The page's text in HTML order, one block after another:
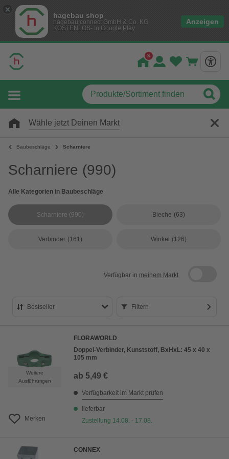
hagebau shop
hagebau connect GmbH & Co. KG
KOSTENLOS- In Google Play
Anzeigen
Wähle jetzt Deinen Markt
Baubeschläge Scharniere
Scharniere (990)
Alle Kategorien in Baubeschläge
Scharniere (990) Bleche (63)
Verbinder (161) Winkel (126)
Verfügbar in meinem Markt
Bestseller
Preis aufsteigend
Preis absteigend
Bewertung
Filtern
Weitere
Ausführungen
Merken
FLORAWORLD
Doppel-Verbinder, Kunststoff, BxHxL: 45 x 40 x
105 mm
ab 5,49 €
Verfügbarkeit im Markt prüfen
lieferbar
Zustellung 14.08. - 17.08.
CONNEX